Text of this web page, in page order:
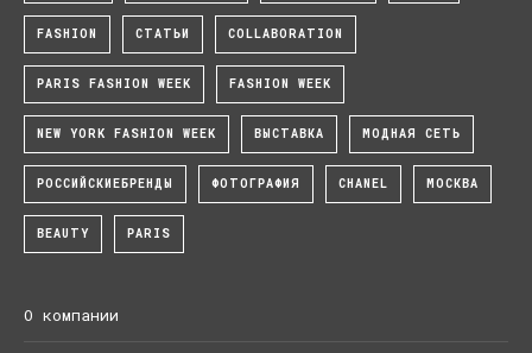
FASHION СТАТЬИ COLLABORATION
PARIS FASHION WEEK FASHION WEEK
NEW YORK FASHION WEEK ВЫСТАВКА МОДНАЯ СЕТЬ
РОССИЙСКИЕБРЕНДЫ ФОТОГРАФИЯ CHANEL МОСКВА
BEAUTY PARIS
О компании